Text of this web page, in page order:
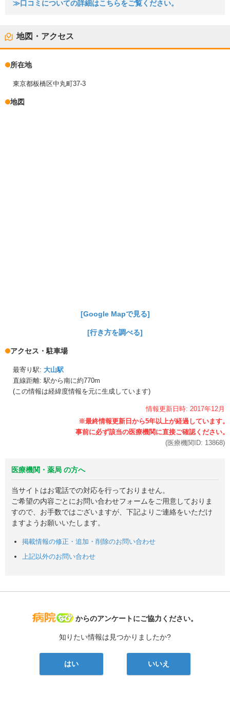
≫口コミについての詳細はこちらをご覧ください。
地図・アクセス
所在地
東京都板橋区中丸町37-3
地図
[Google Mapで見る]
[行き方を調べる]
アクセス・駐車場
最寄り駅: 大山駅
直線距離: 駅から南に約770m
(この情報は経緯度情報を元に生成しています)
情報更新日時: 2017年12月
(医療機関ID: 13868)
医療機関・薬局 の方へ
当サイトはお電話での対応を行っておりません。
ご希望の内容ごとにお問い合わせフォームをご用意しておりま
すので、お手数ではございますが、下記よりご連絡をいただけ
ますようお願いいたします。
掲載情報の修正・追加・削除のお問い合わせ
上記以外のお問い合わせ
病院なび
からのアンケートにご協力ください。
知りたい情報は見つかりましたか?
はい いいえ